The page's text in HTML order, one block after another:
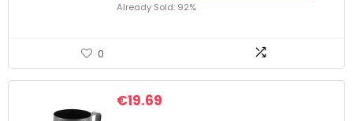
Already Sold: 92%
0
€19.69